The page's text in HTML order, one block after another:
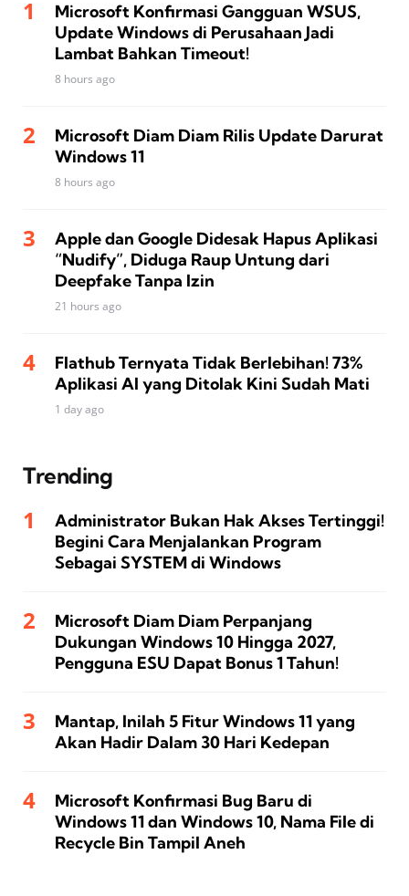
Microsoft Konfirmasi Gangguan WSUS,
Update Windows di Perusahaan Jadi
Lambat Bahkan Timeout!
8 hours ago
Microsoft Diam Diam Rilis Update Darurat
Windows 11
8 hours ago
Apple dan Google Didesak Hapus Aplikasi
“Nudify”, Diduga Raup Untung dari
Deepfake Tanpa Izin
21 hours ago
Flathub Ternyata Tidak Berlebihan! 73%
Aplikasi AI yang Ditolak Kini Sudah Mati
1 day ago
Trending
Administrator Bukan Hak Akses Tertinggi!
Begini Cara Menjalankan Program
Sebagai SYSTEM di Windows
Microsoft Diam Diam Perpanjang
Dukungan Windows 10 Hingga 2027,
Pengguna ESU Dapat Bonus 1 Tahun!
Mantap, Inilah 5 Fitur Windows 11 yang
Akan Hadir Dalam 30 Hari Kedepan
Microsoft Konfirmasi Bug Baru di
Windows 11 dan Windows 10, Nama File di
Recycle Bin Tampil Aneh